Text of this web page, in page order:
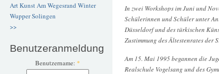
ArtKunstAm Wegesrand Winter
WupperSolingen
>>
Benutzeranmeldung
Benutzername: *
In zwei Workshops im Juni und
Schülerinnen und Schüler unter
Düsseldorf und des türkischen
Zustimmung des Ältestenrates der
Am 15. Mai 1995 begannen die
Realschule Vogelsang und des